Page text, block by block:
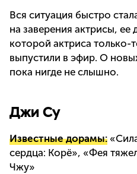
Вся ситуация быстро
на заверения актрисы,
которой актриса только-
выпустили в эфир. О
пока нигде не слышно.
Джи Су
Известные дорамы:
сердца: Корё», «Фея
Чжу»